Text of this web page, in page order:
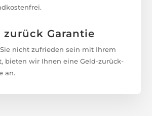
zurück Garantie
nicht zufrieden sein mit Ihrem
bieten wir Ihnen eine Geld-zurück-
an.